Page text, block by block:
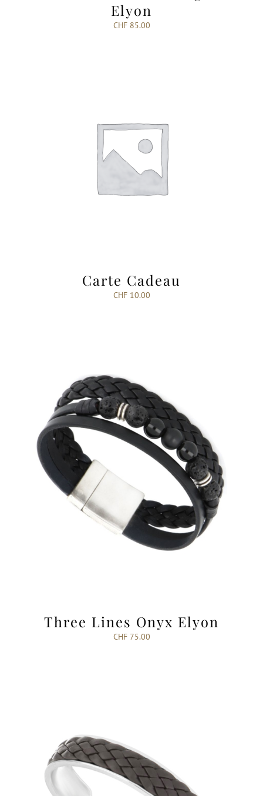
Elyon
CHF85.00
Carte Cadeau
CHF10.00
Three Lines Onyx Elyon
CHF75.00